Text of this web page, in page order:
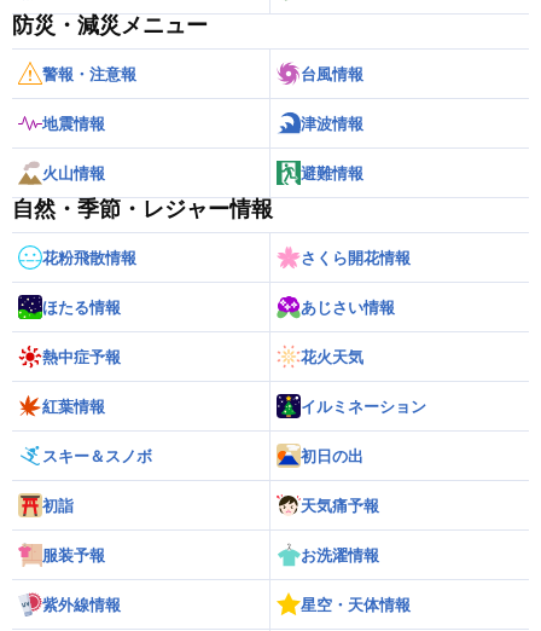
防災・減災メニュー
警報・注意報 台風情報
地震情報 津波情報
火山情報 避難情報
自然・季節・レジャー情報
花粉飛散情報 さくら開花情報
ほたる情報 あじさい情報
熱中症予報 花火天気
紅葉情報 イルミネーション
スキー＆スノボ 初日の出
初詣 天気痛予報
服装予報 お洗濯情報
紫外線情報 星空・天体情報